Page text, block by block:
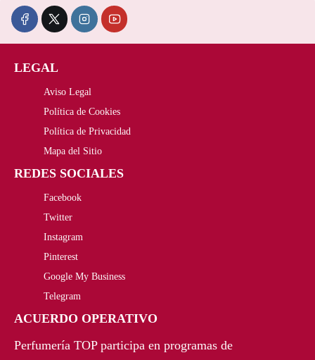
LEGAL
Aviso Legal
Política de Cookies
Política de Privacidad
Mapa del Sitio
REDES SOCIALES
Facebook
Twitter
Instagram
Pinterest
Google My Business
Telegram
ACUERDO OPERATIVO
Perfumería TOP participa en programas de